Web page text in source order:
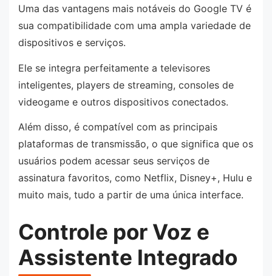
Uma das vantagens mais notáveis do Google TV é
sua compatibilidade com uma ampla variedade de
dispositivos e serviços.
Ele se integra perfeitamente a televisores
inteligentes, players de streaming, consoles de
videogame e outros dispositivos conectados.
Além disso, é compatível com as principais
plataformas de transmissão, o que significa que os
usuários podem acessar seus serviços de
assinatura favoritos, como Netflix, Disney+, Hulu e
muito mais, tudo a partir de uma única interface.
Controle por Voz e
Assistente Integrado